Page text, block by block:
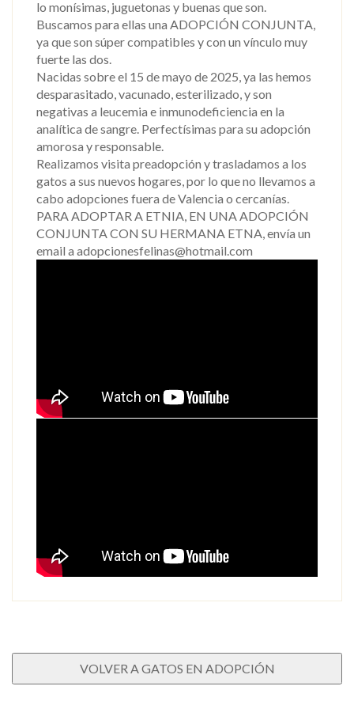
lo monísimas, juguetonas y buenas que son.
Buscamos para ellas una ADOPCIÓN CONJUNTA,
ya que son súper compatibles y con un vínculo muy
fuerte las dos.
Nacidas sobre el 15 de mayo de 2025, ya las hemos
desparasitado, vacunado, esterilizado, y son
negativas a leucemia e inmunodeficiencia en la
analítica de sangre. Perfectísimas para su adopción
amorosa y responsable.
Realizamos visita preadopción y trasladamos a los
gatos a sus nuevos hogares, por lo que no llevamos a
cabo adopciones fuera de Valencia o cercanías.
PARA ADOPTAR A ETNIA, EN UNA ADOPCIÓN
CONJUNTA CON SU HERMANA ETNA, envía un
email a adopcionesfelinas@hotmail.com